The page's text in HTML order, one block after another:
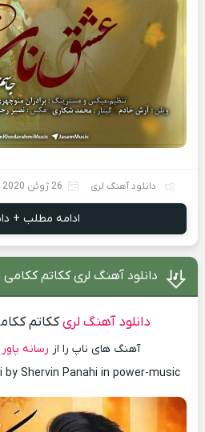
دانلود آهنگ لری 26 ژوئن 2020
ادامه مطلب +
دانلود آهنگ لری ککاتم
دانلود آهنگ لریککاتم
آهنگ های ناپ را از رسانه
Shervin Panahi in power-music!~